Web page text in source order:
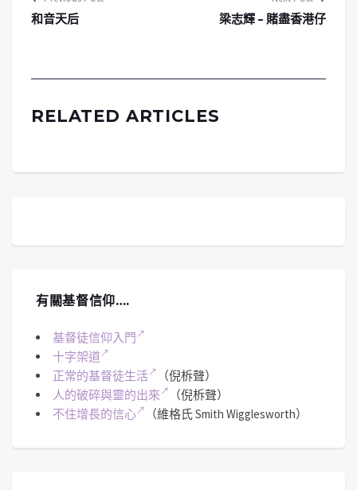
和音天后 梁志輝 – 賭盡香港仔
RELATED ARTICLES
有關基督信仰….
基督徒信仰入門
十字架道
正常的基督徒生活
（倪柝聲）
人的破碎與靈的出來
（倪柝聲）
不住增長的信心
（維格氏 Smith Wigglesworth）